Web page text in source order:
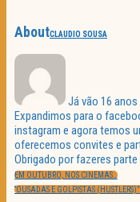
AboutCLAUDIO SOUSA
Já vão 16
Expandimos para o
instagram e agora temos
oferecemos convites e
Obrigado por fazeres parte
Navegação
de
artigos
PREVIOUS
POST:
EM OUTUBRO, NOS CINEMAS…
NEXT
POST:
“OUSADAS E GOLPISTAS